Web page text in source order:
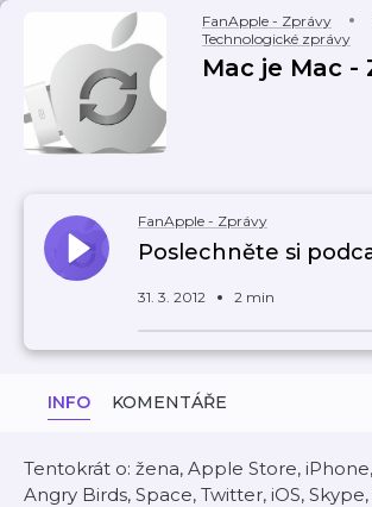
FanApple - Zprávy
Technologické zprávy
Mac je Mac -
FanApple - Zprávy
Poslechněte si
31. 3. 2012 2 min
INFO KOMENTÁŘE
Tentokrát o: žena, Apple Store,
Angry Birds, Space, Twitter, iOS,